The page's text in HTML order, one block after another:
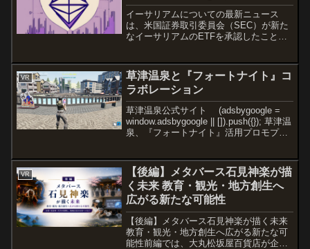
イーサリアムについての最新ニュース
は、米国証券取引委員会（SEC）が新た
なイーサリアムのETFを承認したことで
向をまとめてありますETFとはETFと
は、Exchange ...
VR
草津温泉と『フォートナイト』コ
ラボレーション
草津温泉公式サイト (adsbygoogle =
window.adsbygoogle || []).push({}); 草津温
泉、『フォートナイト』活用プロモプロ
VR
【後編】メタバース石見神楽が描
く未来 教育・観光・地方創生へ
広がる新たな可能性
【後編】メタバース石見神楽が描く未来
教育・観光・地方創生へ広がる新たな可
能性前編では、大丸松坂屋百貨店が企